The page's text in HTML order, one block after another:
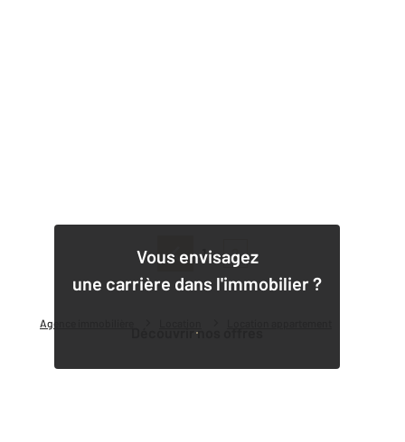
Agence immobilière
Vous envisagez
une carrière dans l'immobilier ?
Découvrir nos offres
1 2